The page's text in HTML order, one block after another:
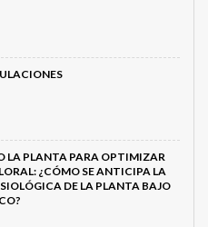
LA PLANTA PARA OPTIMIZAR
¿CÓMO SE ANTICIPA LA
DE LA PLANTA BAJO